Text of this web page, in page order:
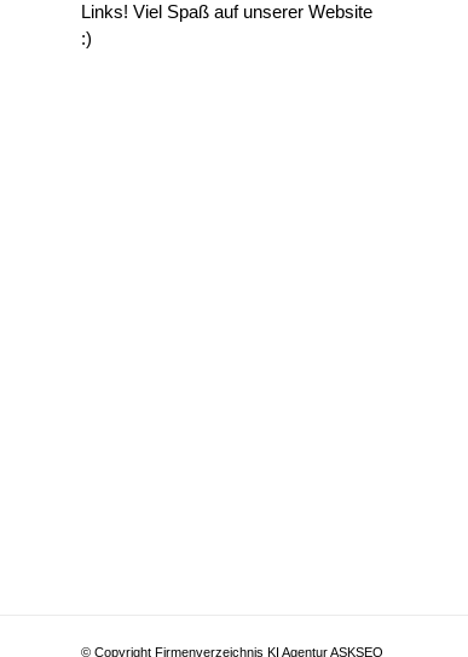
Links! Viel Spaß auf unserer Website
:)
© Copyright Firmenverzeichnis KI Agentur ASKSEO